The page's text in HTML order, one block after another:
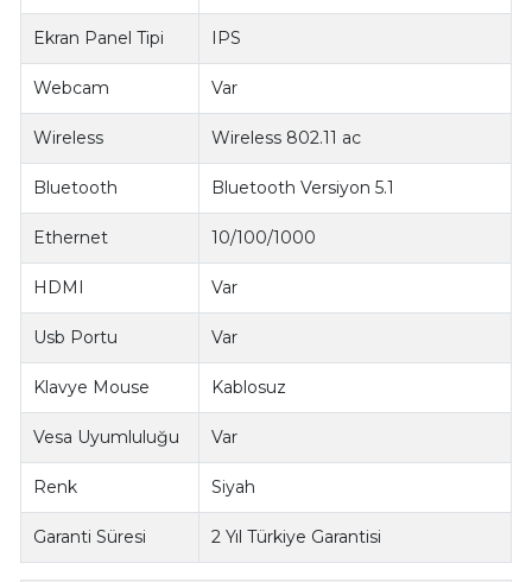
Ekran Panel Tipi IPS
Webcam Var
Wireless Wireless 802.11 ac
Bluetooth Bluetooth Versiyon 5.1
Ethernet 10/100/1000
HDMI Var
Usb Portu Var
Klavye Mouse Kablosuz
Vesa Uyumluluğu Var
Renk Siyah
Garanti Süresi 2 Yıl Türkiye Garantisi